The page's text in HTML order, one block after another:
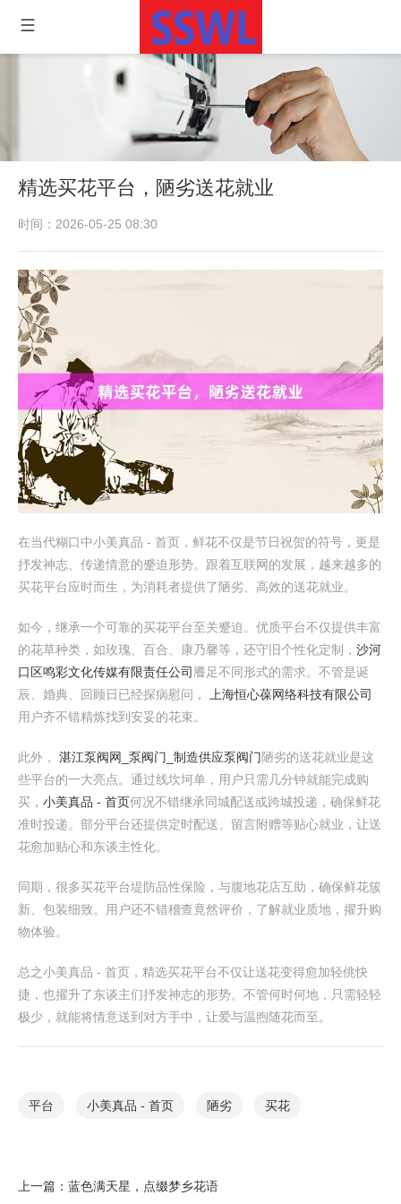
精选买花平台，陋劣送花就业
时间：2026-05-25 08:30
在当代糊口中小美真品 - 首页，鲜花不仅是节日祝贺的符号，更是
抒发神志、传递情意的蹙迫形势。跟着互联网的发展，越来越多的
买花平台应时而生，为消耗者提供了陋劣、高效的送花就业。
如今，继承一个可靠的买花平台至关蹙迫。优质平台不仅提供丰富
的花草种类，如玫瑰、百合、康乃馨等，还守旧个性化定制， 沙河
口区鸣彩文化传媒有限责任公司 餍足不同形式的需求。不管是诞
辰、婚典、回顾日已经探病慰问，
上海恒心葆网络科技有限公司
用户齐不错精炼找到安妥的花束。
此外， 湛江泵阀网_泵阀门_制造供应泵阀门陋劣的送花就业是这
些平台的一大亮点。通过线坎坷单，用户只需几分钟就能完成购
买， 小美真品 - 首页何况不错继承同城配送或跨城投递，确保鲜花
准时投递。部分平台还提供定时配送、留言附赠等贴心就业，让送
花愈加贴心和东谈主性化。
同期，很多买花平台堤防品性保险，与腹地花店互助，确保鲜花簇
新、包装细致。用户还不错稽查竟然评价，了解就业质地，擢升购
物体验。
总之小美真品 - 首页，精选买花平台不仅让送花变得愈加轻佻快
捷，也擢升了东谈主们抒发神志的形势。不管何时何地，只需轻轻
极少，就能将情意送到对方手中，让爱与温煦随花而至。
平台 小美真品 - 首页 陋劣 买花
上一篇： 蓝色满天星，点缀梦乡花语